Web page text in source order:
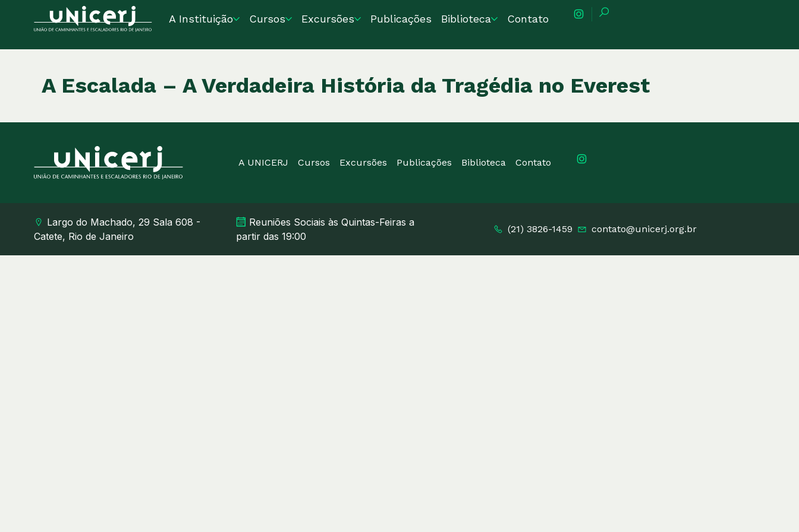
A Instituição Cursos Excursões Publicações Biblioteca Contato
A Escalada – A Verdadeira História da Tragédia no Everest
A UNICERJ Cursos Excursões Publicações Biblioteca Contato
Largo do Machado, 29 Sala 608 -
Catete, Rio de Janeiro
Reuniões Sociais às Quintas-Feiras a
partir das 19:00
(21) 3826-1459 contato@unicerj.org.br